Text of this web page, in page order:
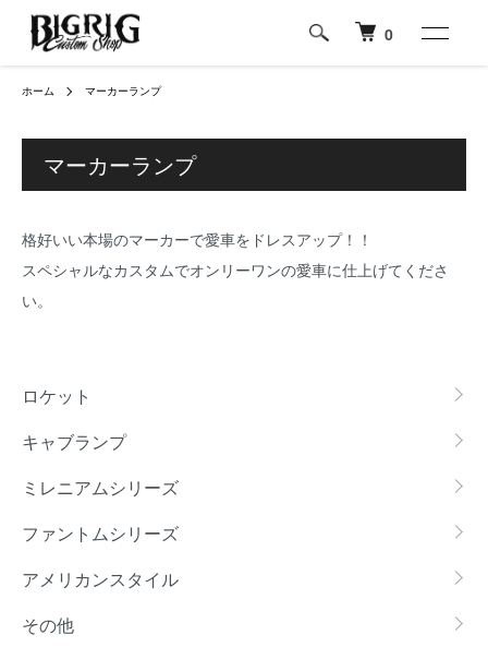
0
ホーム マーカーランプ
マーカーランプ
格好いい本場のマーカーで愛車をドレスアップ！！
スペシャルなカスタムでオンリーワンの愛車に仕上げてくださ
い。
カテゴリー一覧
ロケット
キャブランプ
ミレニアムシリーズ
ファントムシリーズ
アメリカンスタイル
その他